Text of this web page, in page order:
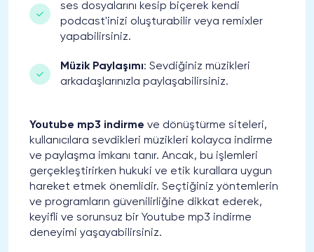
ses dosyalarını kesip biçerek kendi
podcast'inizi oluşturabilir veya remixler
yapabilirsiniz.
Müzik Paylaşımı: Sevdiğiniz müzikleri
arkadaşlarınızla paylaşabilirsiniz.
Youtube mp3 indirme ve dönüştürme siteleri,
kullanıcılara sevdikleri müzikleri kolayca indirme
ve paylaşma imkanı tanır. Ancak, bu işlemleri
gerçekleştirirken hukuki ve etik kurallara uygun
hareket etmek önemlidir. Seçtiğiniz yöntemlerin
ve programların güvenilirliğine dikkat ederek,
keyifli ve sorunsuz bir Youtube mp3 indirme
deneyimi yaşayabilirsiniz.